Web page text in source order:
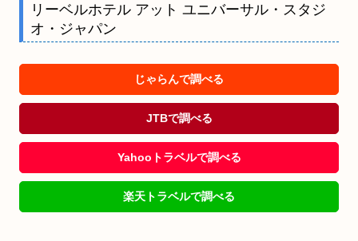
リーベルホテル アット ユニバーサル・スタジ
オ・ジャパン
じゃらんで調べる
JTBで調べる
Yahooトラベルで調べる
楽天トラベルで調べる